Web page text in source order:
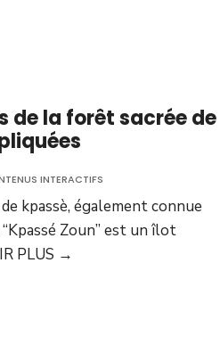
de la forêt sacrée de
INTERACTIFS
kpassè, également connue
Zoun” est un îlot
PLUS →